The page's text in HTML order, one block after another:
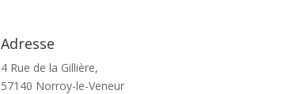
Adresse
4 Rue de la Gillière,
57140 Norroy-le-Veneur